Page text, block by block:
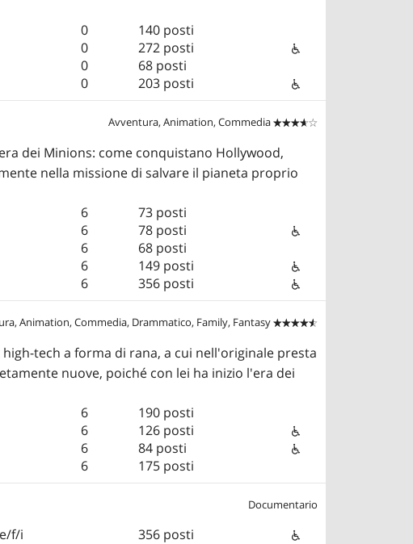
0
140 posti
0
272 posti
0
68 posti
0 203 posti
Avventura, Animation, Commedia 

dei Minions: come conquistano Hollywood,
nella missione di salvare il pianeta proprio
6
73 posti
6
78 posti
6
68 posti
6
149 posti
6 356 posti
Animation, Commedia, Drammatico, Family, Fantasy 

tech a forma di rana, a cui nell'originale presta
nuove, poiché con lei ha inizio l'era dei
6
190 posti
6
126 posti
6
84 posti
6 175 posti
Documentario
f/i 356 posti